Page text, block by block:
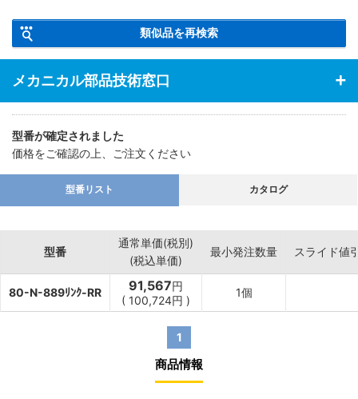
類似品を再検索
メカニカル部品技術窓口
型番が確定されました
価格をご確認の上、ご注文ください
型番リスト カタログ
型番
通常単価(税別)
(税込単価)
最小発注数量 スライド値
80-N-889ﾘﾝｸ-RR 91,567円
( 100,724円 )
1個
1
商品情報